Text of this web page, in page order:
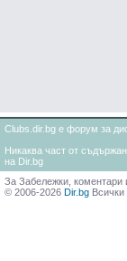
Clubs.dir.bg е форум за
Никаква част от
на Dir.bg
За Забележки, коментари
© 2006-2026 Dir.bg Всички